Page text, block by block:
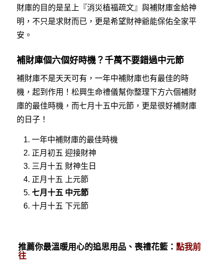
財庫的目的是呈上『消災植福疏文』與補財庫金給神
明，不只是求財而已，更是希望財神爺能保佑全家平
安。
補財庫個六個好時機？千萬不要錯過中元節
補財庫不是天天可有，一年中補財庫也有最佳的時
機，起到作用！松興生命禮儀幫你整理下方六個補財
庫的最佳時機，而七月十五中元節，更是很好補財庫
的日子！
一年中補財庫的最佳時機
正月初五 迎接財神
三月十五 財神生日
正月十五 上元節
七月十五 中元節
十月十五 下元節
推薦你最溫暖用心的追思用品、喪禮花籃： 點我前
往